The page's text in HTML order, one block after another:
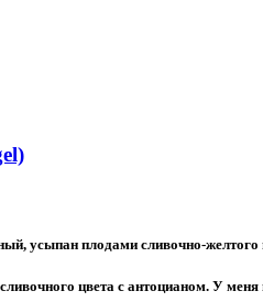
усыпан плодами сливочно-
цвета с антоцианом. У